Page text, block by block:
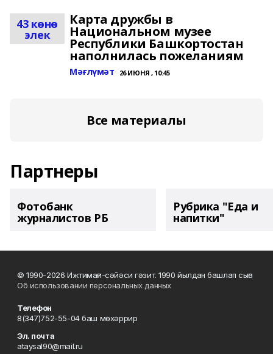
43 көнө
элек
Карта дружбы в
Национальном музее
Республики Башкортостан
наполнилась пожеланиям
Мәғлүмәт 26 ИЮНЯ , 10:45
Все материалы
Партнеры
Фотобанк
журналистов РБ
Рубрика "Еда и
напитки"
© 1990-2026 Ижтимағи-сәйәси гәзит. 1990 йылдан башлап сыға
Об использовании персональных данных
Телефон
8(347)752-55-04 баш мөхәррир
Эл. почта
ataysal90@mail.ru